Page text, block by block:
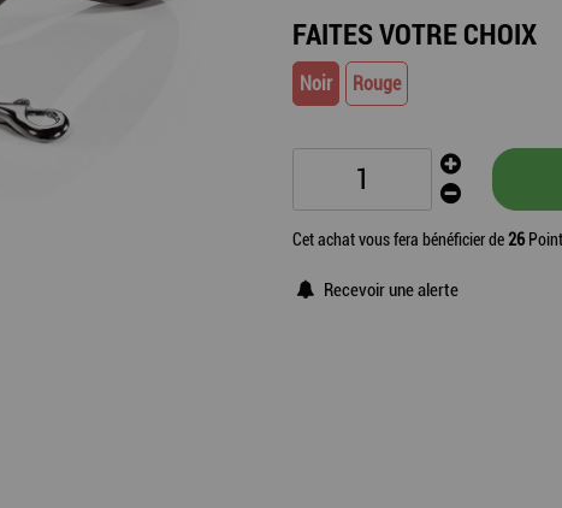
FAITES VOTRE CHOIX
Noir Rouge
Cet achat vous fera bénéficier de26
Recevoir une alerte